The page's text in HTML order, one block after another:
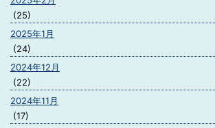
(25)
2025年1月
(24)
2024年12月
(22)
2024年11月
(17)